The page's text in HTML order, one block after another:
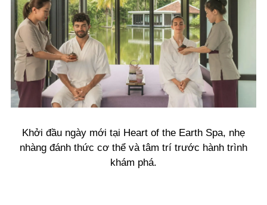
Khởi đầu ngày mới tại Heart of the Earth Spa, nhẹ
nhàng đánh thức cơ thể và tâm trí trước hành trình
khám phá.